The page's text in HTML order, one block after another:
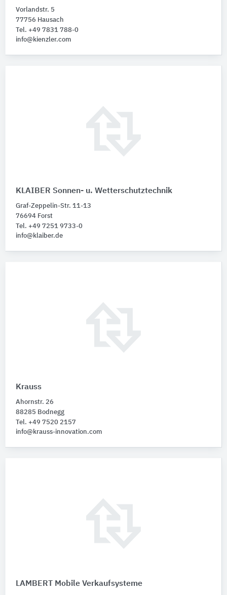
Vorlandstr. 5
77756 Hausach
Tel. +49 7831 788-0
info@kienzler.com
KLAIBER Sonnen- u. Wetterschutztechnik
Graf-Zeppelin-Str. 11-13
76694 Forst
Tel. +49 7251 9733-0
info@klaiber.de
Krauss
Ahornstr. 26
88285 Bodnegg
Tel. +49 7520 2157
info@krauss-innovation.com
LAMBERT Mobile Verkaufsysteme